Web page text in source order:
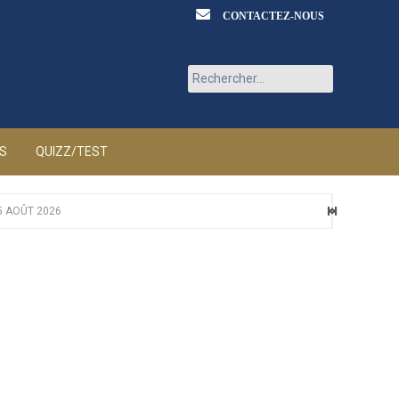
CONTACTEZ-NOUS
Rechercher :
QUIZZ/TEST
AOÛT 2026